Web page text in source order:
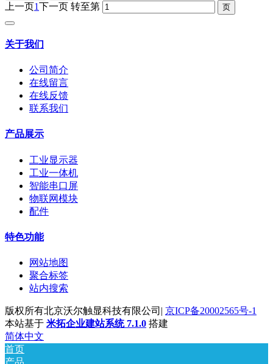
上一页1下一页 转至第
关于我们
公司简介
在线留言
在线反馈
联系我们
产品展示
工业显示器
工业一体机
智能串口屏
物联网模块
配件
特色功能
网站地图
聚合标签
站内搜索
版权所有北京沃尔触显科技有限公司| 京ICP备20002565号-1
本站基于 米拓企业建站系统 7.1.0 搭建
简体中文
首页